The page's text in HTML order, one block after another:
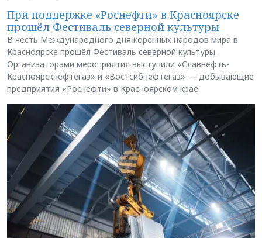
При поддержке «Роснефти» в Красноярске
прошёл Фестиваль северной культуры
В честь Международного дня коренных народов мира в
Красноярске прошёл Фестиваль северной культуры.
Организаторами мероприятия выступили «Славнефть-
Красноярскнефтегаз» и «Востсибнефтегаз» — добывающие
предприятия «Роснефти» в Красноярском крае